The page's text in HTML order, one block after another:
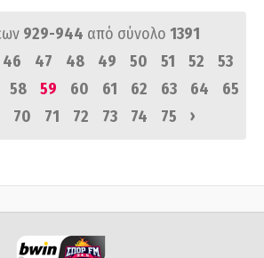
929-944 από σύνολο 1391
46 47 48 49 50 51 52
53
58 59 60 61 62 63 64
65
70 71 72 73 74 75 ›